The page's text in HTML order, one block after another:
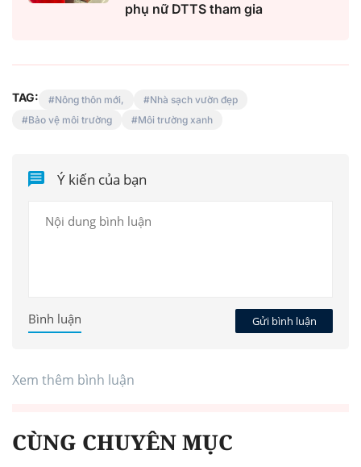
phụ nữ DTTS tham gia
TAG: Nông thôn mới,
Nhà sạch vườn đẹp
Bảo vệ môi trường
Môi trường xanh
Ý kiến của bạn
Gửi bình luận
Bình luận
Xem thêm bình luận
CÙNG CHUYÊN MỤC